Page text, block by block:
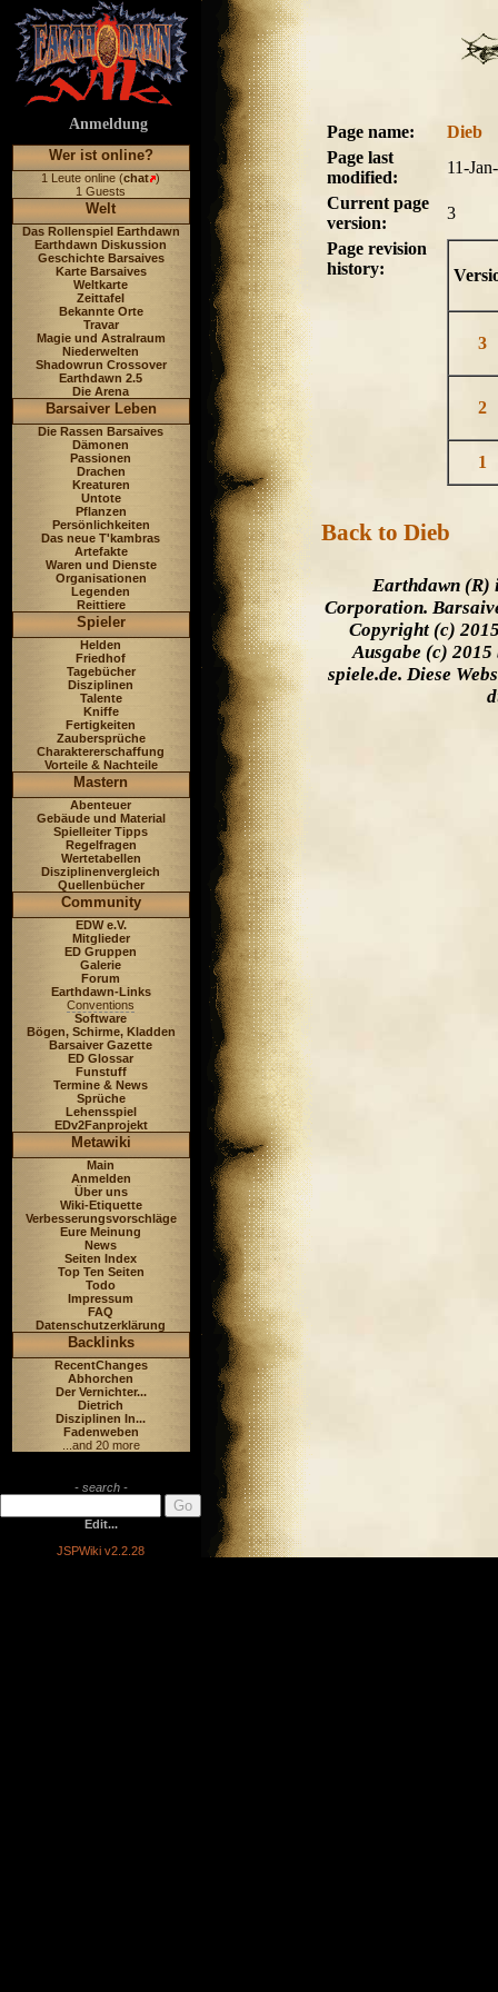
Anmeldung
Wer ist online?
1 Leute online (chat )
1 Guests
Welt
Das Rollenspiel Earthdawn
Earthdawn Diskussion
Geschichte Barsaives
Karte Barsaives
Weltkarte
Zeittafel
Bekannte Orte
Travar
Magie und Astralraum
Niederwelten
Shadowrun Crossover
Earthdawn 2.5
Die Arena
Barsaiver Leben
Die Rassen Barsaives
Dämonen
Passionen
Drachen
Kreaturen
Untote
Pflanzen
Persönlichkeiten
Das neue T'kambras
Artefakte
Waren und Dienste
Organisationen
Legenden
Reittiere
Spieler
Helden
Friedhof
Tagebücher
Disziplinen
Talente
Kniffe
Fertigkeiten
Zaubersprüche
Charaktererschaffung
Vorteile & Nachteile
Mastern
Abenteuer
Gebäude und Material
Spielleiter Tipps
Regelfragen
Wertetabellen
Disziplinenvergleich
Quellenbücher
Community
EDW e.V.
Mitglieder
ED Gruppen
Galerie
Forum
Earthdawn-Links
Conventions
Software
Bögen, Schirme, Kladden
Barsaiver Gazette
ED Glossar
Funstuff
Termine & News
Sprüche
Lehensspiel
EDv2Fanprojekt
Metawiki
Main
Anmelden
Über uns
Wiki-Etiquette
Verbesserungsvorschläge
Eure Meinung
News
Seiten Index
Top Ten Seiten
Todo
Impressum
FAQ
Datenschutzerklärung
Backlinks
RecentChanges
Abhorchen
Der Vernichter...
Dietrich
Disziplinen In...
Fadenweben
...and 20 more
- search -
Edit...
JSPWiki v2.2.28
Page name:
Dieb
Page last
modified:
11-
Current page
version:
3
Page revision
history:
3
2
1
Back to Dieb
Earthdawn (R)
Corporation.
Copyright (c)
Ausgabe (c) 2015
spiele.de. Diese